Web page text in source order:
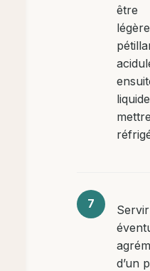
être
d’un